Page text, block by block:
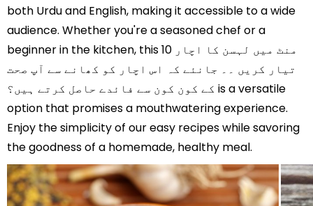
both Urdu and English, making it accessible to a wide
audience. Whether you're a seasoned chef or a
beginner in the kitchen, this 10 منٹ میں لہسن کا اچار
تیار کریں ۔۔ جانئے کہ اس اچار کو کھانے سے آپ صحت
کے کون کون سے فائدے حاصل کرتے ہیں؟ is a versatile
option that promises a mouthwatering experience.
Enjoy the simplicity of our easy recipes while savoring
the goodness of a homemade, healthy meal.